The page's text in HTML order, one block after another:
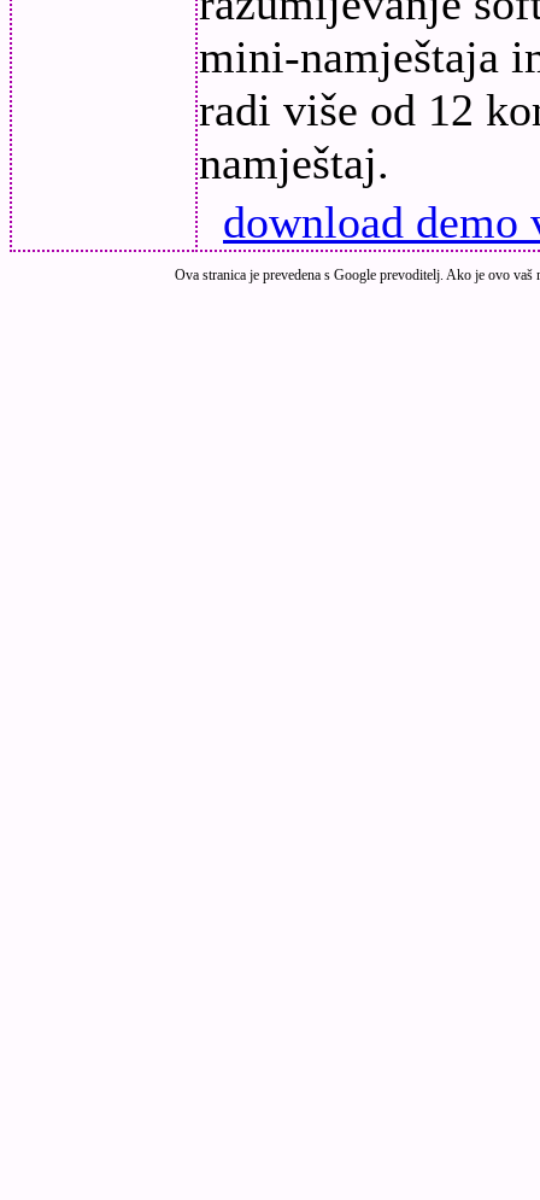
mini-namještaja
radi više od 12
namještaj.
download demo
Ova stranica je prevedena s Google prevoditelj. Ako je ovo